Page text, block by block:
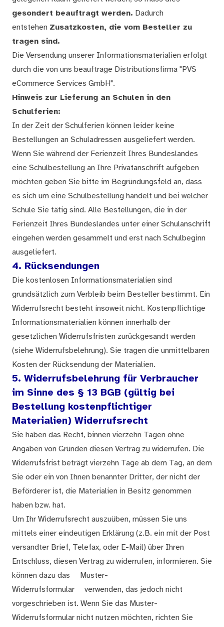
gesondert beauftragt werden. Dadurch
entstehen Zusatzkosten, die vom Besteller zu
tragen sind.
Die Versendung unserer Informationsmaterialien erfolgt
durch die von uns beauftrage Distributionsfirma "PVS
eCommerce Services GmbH".
Hinweis zur Lieferung an Schulen in den
Schulferien:
In der Zeit der Schulferien können leider keine
Bestellungen an Schuladressen ausgeliefert werden.
Wenn Sie während der Ferienzeit Ihres Bundeslandes
eine Schulbestellung an Ihre Privatanschrift aufgeben
möchten geben Sie bitte im Begründungsfeld an, dass
es sich um eine Schulbestellung handelt und bei welcher
Schule Sie tätig sind. Alle Bestellungen, die in der
Ferienzeit Ihres Bundeslandes unter einer Schulanschrift
eingehen werden gesammelt und erst nach Schulbeginn
ausgeliefert.
4. Rücksendungen
Die kostenlosen Informationsmaterialien sind
grundsätzlich zum Verbleib beim Besteller bestimmt. Ein
Widerrufsrecht besteht insoweit nicht. Kostenpflichtige
Informationsmaterialien können innerhalb der
gesetzlichen Widerrufsfristen zurückgesandt werden
(siehe Widerrufsbelehrung). Sie tragen die unmittelbaren
Kosten der Rücksendung der Materialien.
5. Widerrufsbelehrung für Verbraucher
im Sinne des § 13 BGB (gültig bei
Bestellung kostenpflichtiger
Materialien) Widerrufsrecht
Sie haben das Recht, binnen vierzehn Tagen ohne
Angaben von Gründen diesen Vertrag zu widerrufen. Die
Widerrufsfrist beträgt vierzehn Tage ab dem Tag, an dem
Sie oder ein von Ihnen benannter Dritter, der nicht der
Beförderer ist, die Materialien in Besitz genommen
haben bzw. hat.
Um Ihr Widerrufsrecht auszuüben, müssen Sie uns
mittels einer eindeutigen Erklärung (z.B. ein mit der Post
versandter Brief, Telefax, oder E-Mail) über Ihren
Entschluss, diesen Vertrag zu widerrufen, informieren. Sie
können dazu das
Muster-
Widerrufsformular
verwenden, das jedoch nicht
vorgeschrieben ist. Wenn Sie das Muster-
Widerrufsformular nicht nutzen möchten, richten Sie